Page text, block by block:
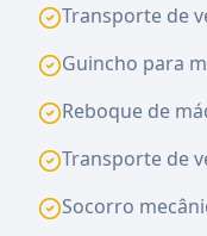
Transporte de
Guincho para
Reboque de
Transporte de
Socorro